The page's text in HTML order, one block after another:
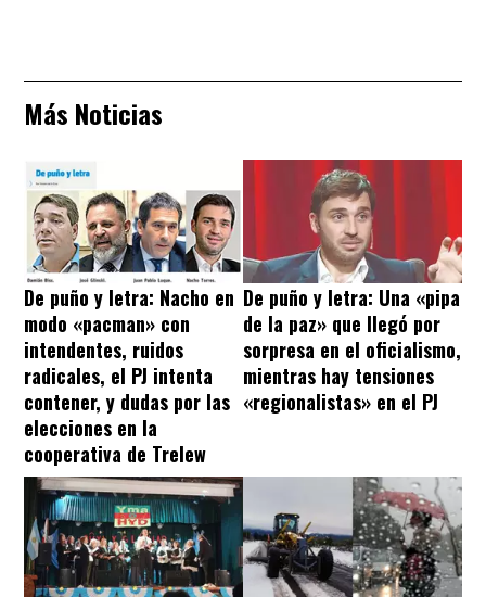
Más Noticias
De puño y letra: Nacho en
modo «pacman» con
intendentes, ruidos
radicales, el PJ intenta
contener, y dudas por las
elecciones en la
cooperativa de Trelew
De puño y letra: Una «pipa
de la paz» que llegó por
sorpresa en el oficialismo,
mientras hay tensiones
«regionalistas» en el PJ